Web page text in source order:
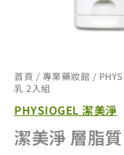
首頁 / 專業藥妝館 /
乳 2入組
PHYSIOGEL 潔美淨
潔美淨 層脂